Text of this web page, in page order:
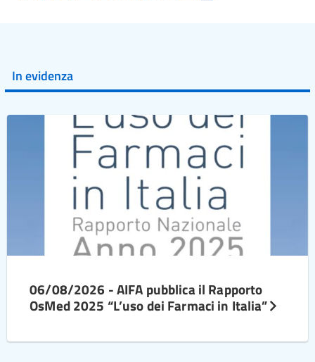
In evidenza
06/08/2026 - AIFA pubblica il Rapporto
OsMed 2025 “L’uso dei Farmaci in Italia”